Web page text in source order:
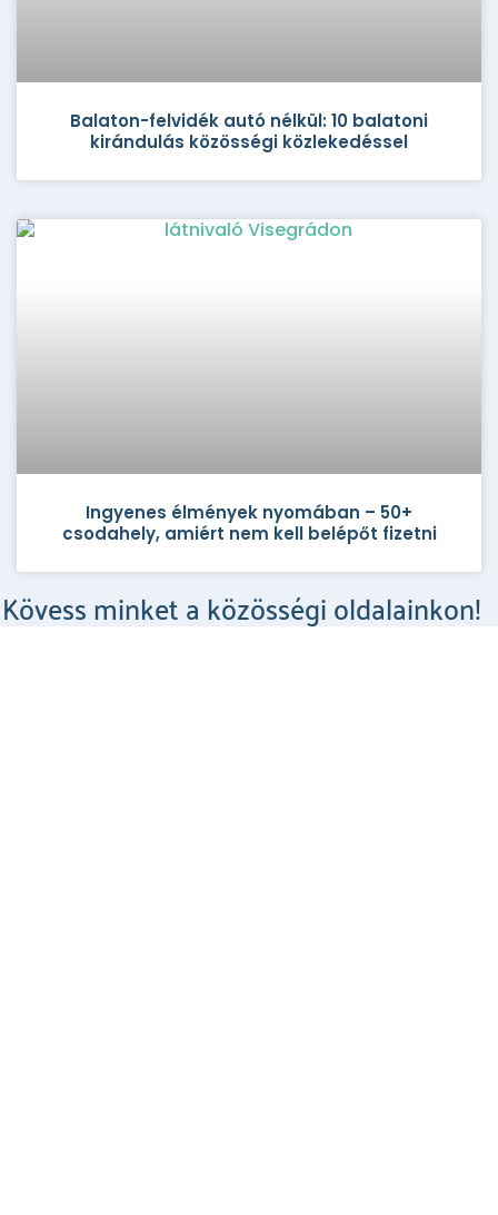
Balaton-felvidék autó nélkül: 10 balatoni
kirándulás közösségi közlekedéssel
Ingyenes élmények nyomában – 50+
csodahely, amiért nem kell belépőt fizetni
Kövess minket a közösségi oldalainkon!